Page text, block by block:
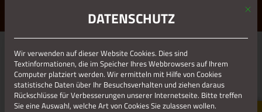
ERLEBE STOLBERG.ERLEBE DICH.
01.01.1970
106 KUNSTHANDWERKERHOF ALTER
MARKT INNENANSICHT
Mit
DATENSCHUTZ
Wir verwenden auf dieser Website Cookies. Dies sind
Textinformationen, die im Speicher Ihres Webbrowsers auf Ihrem
Computer platziert werden. Wir ermitteln mit Hilfe von Cookies
statistische Daten über Ihr Besuchsverhalten und ziehen daraus
Rückschlüsse für Verbesserungen unserer Internetseite. Bitte treffen
Sie eine Auswahl, welche Art von Cookies Sie zulassen wollen.